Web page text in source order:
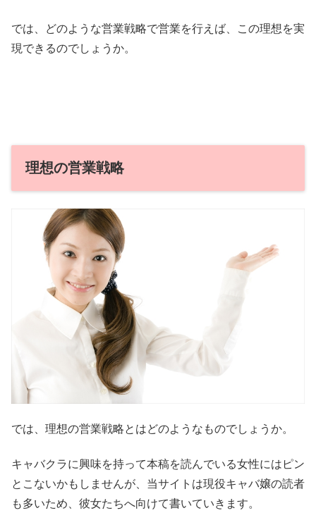
では、どのような営業戦略で営業を行えば、この理想を実
現できるのでしょうか。
理想の営業戦略
では、理想の営業戦略とはどのようなものでしょうか。
キャバクラに興味を持って本稿を読んでいる女性にはピン
とこないかもしませんが、当サイトは現役キャバ嬢の読者
も多いため、彼女たちへ向けて書いていきます。